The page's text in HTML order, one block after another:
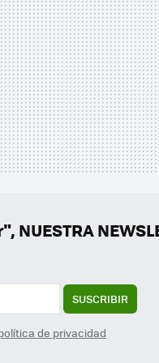
SUSCRIBIR
de privacidad